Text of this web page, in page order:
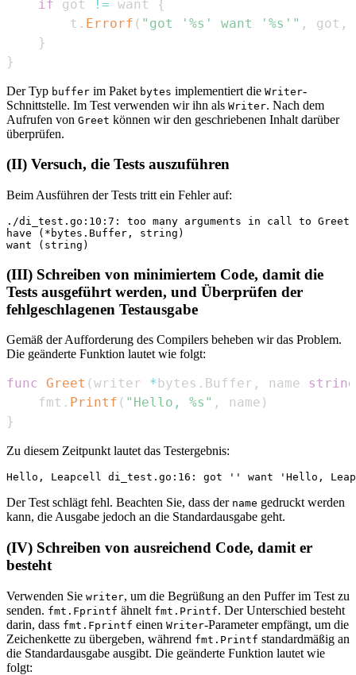
if got != want
{
        t
. Errorf ( "got '%s' want '%s'" , got ,
}
}
Der Typ buffer im Paket bytes implementiert die Writer-
Schnittstelle. Im Test verwenden wir ihn als Writer. Nach dem
Aufrufen von Greet können wir den geschriebenen Inhalt darüber
überprüfen.
(II) Versuch, die Tests auszuführen
Beim Ausführen der Tests tritt ein Fehler auf:
./di_test.go:10:7: too many arguments in call to Greet
have (*bytes.Buffer, string)
(III) Schreiben von minimiertem Code, damit die
Tests ausgeführt werden, und Überprüfen der
fehlgeschlagenen Testausgabe
Gemäß der Aufforderung des Compilers beheben wir das Problem.
Die geänderte Funktion lautet wie folgt:
func Greet (writer * bytes . Buffer , name string
    fmt
. Printf ( "Hello, %s" , name )
}
Zu diesem Zeitpunkt lautet das Testergebnis:
Der Test schlägt fehl. Beachten Sie, dass der name gedruckt werden
kann, die Ausgabe jedoch an die Standardausgabe geht.
(IV) Schreiben von ausreichend Code, damit er
besteht
Verwenden Sie writer, um die Begrüßung an den Puffer im Test zu
senden. fmt.Fprintf ähnelt fmt.Printf. Der Unterschied besteht
darin, dass fmt.Fprintf einen Writer-Parameter empfängt, um die
Zeichenkette zu übergeben, während fmt.Printf standardmäßig an
die Standardausgabe ausgibt. Die geänderte Funktion lautet wie
folgt: